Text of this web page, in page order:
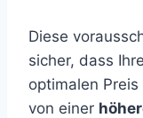
Diese
sicher, dass
optimalen
von einer